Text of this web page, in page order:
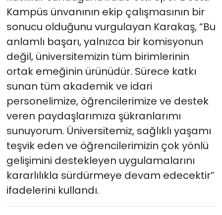
Kampüs ünvanının ekip çalışmasının bir
sonucu olduğunu vurgulayan Karakaş, “Bu
anlamlı başarı, yalnızca bir komisyonun
değil, üniversitemizin tüm birimlerinin
ortak emeğinin ürünüdür. Sürece katkı
sunan tüm akademik ve idari
personelimize, öğrencilerimize ve destek
veren paydaşlarımıza şükranlarımı
sunuyorum. Üniversitemiz, sağlıklı yaşamı
teşvik eden ve öğrencilerimizin çok yönlü
gelişimini destekleyen uygulamalarını
kararlılıkla sürdürmeye devam edecektir”
ifadelerini kullandı.